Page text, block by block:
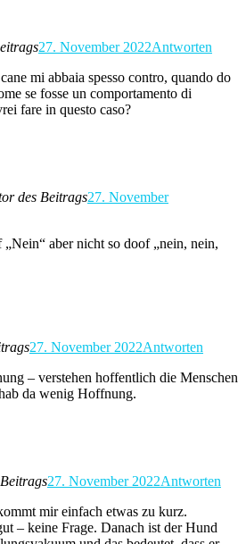
27. November 2022Antworten
mi abbaia spesso contro, quando do
se fosse un comportamento di
fare in questo caso?
des Beitrags27. November
aber nicht so doof „nein, nein,
27. November 2022Antworten
– verstehen hoffentlich die Menschen
da wenig Hoffnung.
27. November 2022Antworten
mir einfach etwas zu kurz.
– keine Frage. Danach ist der Hund